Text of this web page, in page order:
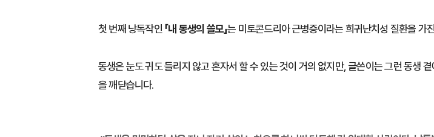
첫 번째 낭독작인 「내 동생의 쓸모」는 미토콘드리아 근병증이라는 희귀난치성 질환을 가
동생은 눈도 귀도 들리지 않고 혼자서 할 수 있는 것이 거의 없지만, 글쓴이는 그런 동생 곁
을 깨닫습니다.